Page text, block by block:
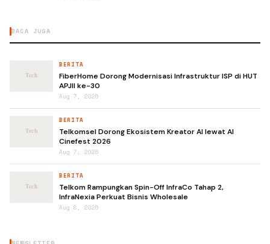
BACA JUGA
BERITA
FiberHome Dorong Modernisasi Infrastruktur ISP di HUT
APJII ke-30
Aug 7, 2026
BERITA
Telkomsel Dorong Ekosistem Kreator AI lewat AI
Cinefest 2026
Aug 7, 2026
BERITA
Telkom Rampungkan Spin-Off InfraCo Tahap 2,
InfraNexia Perkuat Bisnis Wholesale
Aug 8, 2026